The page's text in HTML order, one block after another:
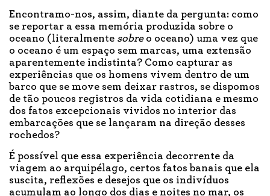
Encontramo-nos, assim, diante da pergunta: como
se reportar a essa memória produzida sobre o
oceano (literalmente sobreo oceano) uma vez que
o oceano é um espaço sem marcas, uma extensão
aparentemente indistinta? Como capturar as
experiências que os homens vivem dentro de um
barco que se move sem deixar rastros, se dispomos
de tão poucos registros da vida cotidiana e mesmo
dos fatos excepcionais vividos no interior das
embarcações que se lançaram na direção desses
rochedos?
É possível que essa experiência decorrente da
viagem ao arquipélago, certos fatos banais que ela
suscita, reflexões e desejos que os indivíduos
acumulam ao longo dos dias e noites no mar, os